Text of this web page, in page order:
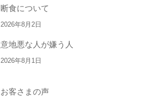
断食について
2026年8月2日
意地悪な人が嫌う人
2026年8月1日
お客さまの声